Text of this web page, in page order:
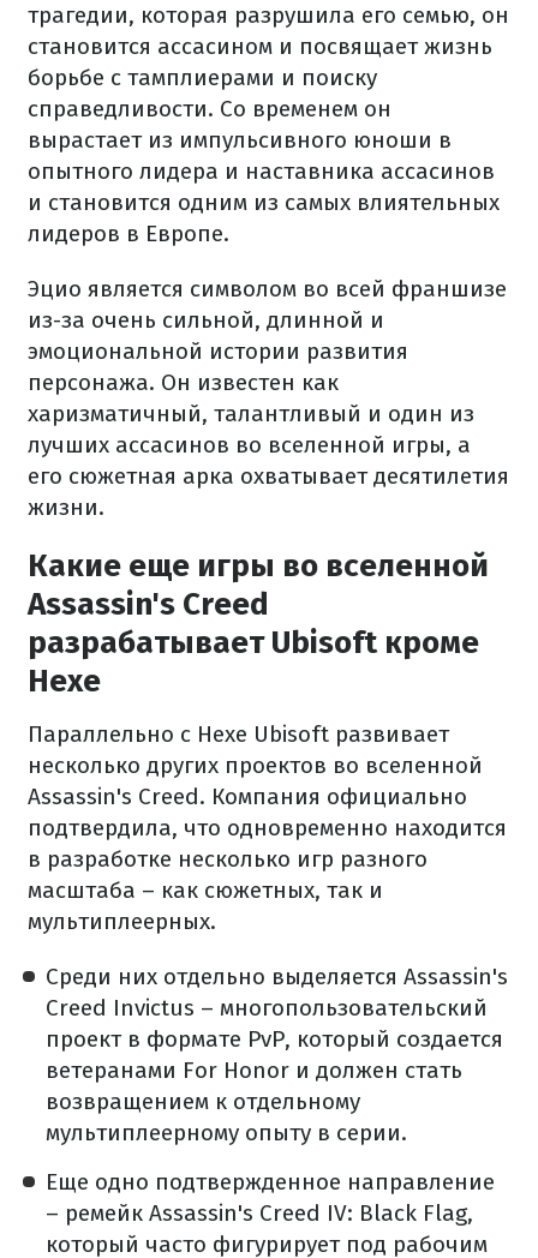
трагедии, которая разрушила его семью, он
становится ассасином и посвящает жизнь
борьбе с тамплиерами и поиску
справедливости. Со временем он
вырастает из импульсивного юноши в
опытного лидера и наставника ассасинов
и становится одним из самых влиятельных
лидеров в Европе.
Эцио является символом во всей франшизе
из-за очень сильной, длинной и
эмоциональной истории развития
персонажа. Он известен как
харизматичный, талантливый и один из
лучших ассасинов во вселенной игры, а
его сюжетная арка охватывает десятилетия
жизни.
Какие еще игры во вселенной
Assassin's Creed
разрабатывает Ubisoft кроме
Hexe
Параллельно с Hexe Ubisoft развивает
несколько других проектов во вселенной
Assassin's Creed. Компания официально
подтвердила, что одновременно находится
в разработке несколько игр разного
масштаба – как сюжетных, так и
мультиплеерных.
Среди них отдельно выделяется Assassin's
Creed Invictus – многопользовательский
проект в формате PvP, который создается
ветеранами For Honor и должен стать
возвращением к отдельному
мультиплеерному опыту в серии.
Еще одно подтвержденное направление
– ремейк Assassin's Creed IV: Black Flag,
который часто фигурирует под рабочим